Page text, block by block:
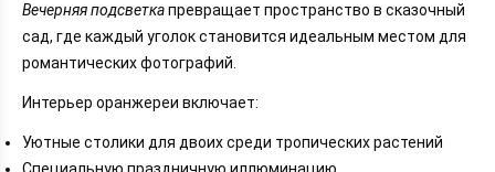
Вечерняя подсветкапревращает пространство в сказочный
сад, где каждый уголок становится идеальным местом для
романтических фотографий.
Интерьер оранжереи включает:
Уютные столики для двоих среди тропических растений